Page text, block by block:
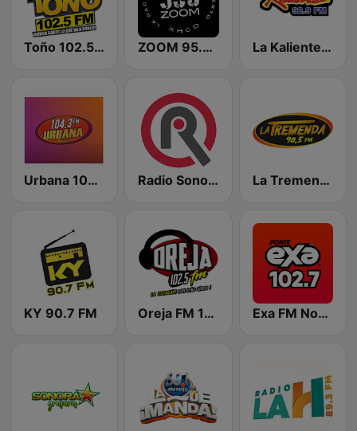
Toño 102.5 FM ZOOM 95.5 FM La Kaliente 92.9 Ciudad Obregon
Urbana 104.3 FM Radio Sonora La Tremenda FM 98.5
KY 90.7 FM Oreja FM 102.5 Ciudad Obregón Exa FM Nogales